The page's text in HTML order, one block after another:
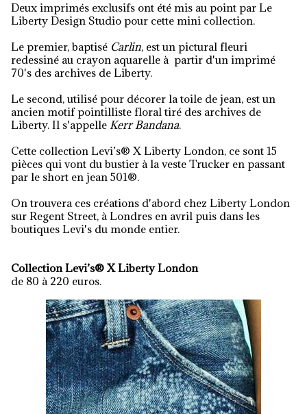
Deux imprimés exclusifs ont été mis au point par Le
Liberty Design Studio pour cette mini collection.
Le premier, baptisé Carlin, est un pictural fleuri
redessiné au crayon aquarelle à partir d'un imprimé
70's des archives de Liberty.
Le second, utilisé pour décorer la toile de jean, est un
ancien motif pointilliste floral tiré des archives de
Liberty. Il s'appelle Kerr Bandana.
Cette collection Levi’s® X Liberty London, ce sont 15
pièces qui vont du bustier à la veste Trucker en passant
par le short en jean 501®.
On trouvera ces créations d'abord chez Liberty London
sur Regent Street, à Londres en avril puis dans les
boutiques Levi's du monde entier.
Collection Levi’s® X Liberty London
de 80 à 220 euros.